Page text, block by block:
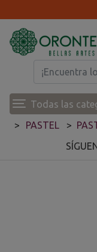
Todas las
PASTEL